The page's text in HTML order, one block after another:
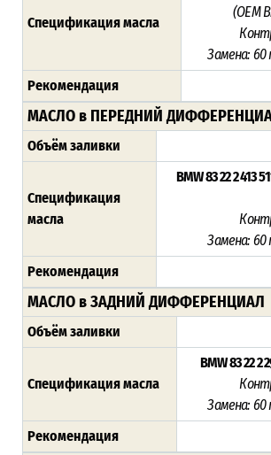
Спецификация масла
(OEM
Замена: 60
Рекомендация
МАСЛО в ПЕРЕДНИЙ
Объём заливки
Спецификация
масла
BMW 83 22 2 413
Замена: 60
Рекомендация
МАСЛО в ЗАДНИЙ ДИФФЕРЕНЦИАЛ
Объём заливки
Спецификация масла
BMW 83 22 2
Замена: 60
Рекомендация